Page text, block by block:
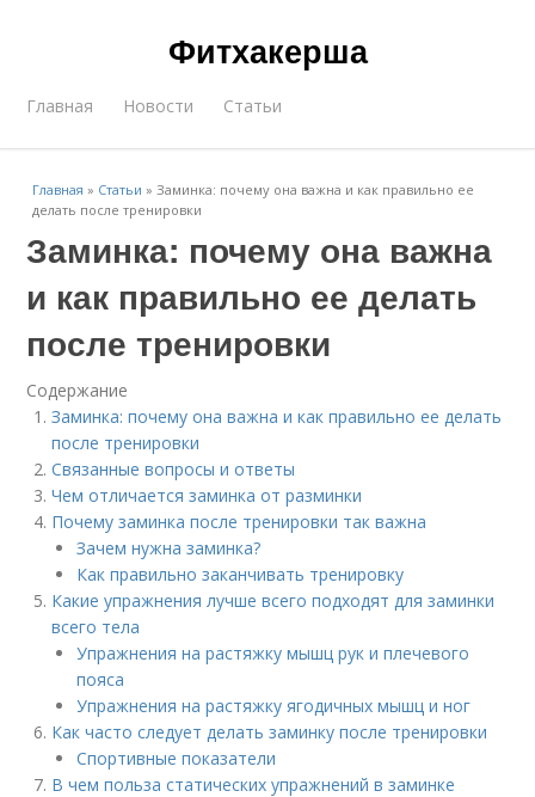
Фитхакерша
Главная Новости Статьи
Главная » Статьи »Заминка: почему она важна и как правильно ее
делать после тренировки
Заминка: почему она важна
и как правильно ее делать
после тренировки
Содержание
Заминка: почему она важна и как правильно ее делать
после тренировки
Связанные вопросы и ответы
Чем отличается заминка от разминки
Почему заминка после тренировки так важна
Зачем нужна заминка?
Как правильно заканчивать тренировку
Какие упражнения лучше всего подходят для заминки
всего тела
Упражнения на растяжку мышц рук и плечевого
пояса
Упражнения на растяжку ягодичных мышц и ног
Как часто следует делать заминку после тренировки
Спортивные показатели
В чем польза статических упражнений в заминке